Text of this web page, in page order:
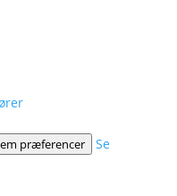
præferencer
Se